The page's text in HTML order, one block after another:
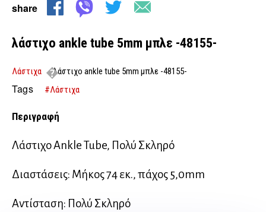
share
λάστιχο ankle tube 5mm μπλε -48155-
Λάστιχα λάστιχο ankle tube 5mm μπλε -48155-
Tags #Λάστιχα
Περιγραφή
Λάστιχο Ankle Tube, Πολύ Σκληρό
Διαστάσεις: Μήκος 74 εκ., πάχος 5,0mm
Αντίσταση: Πολύ Σκληρό